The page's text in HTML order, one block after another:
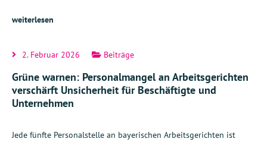
weiterlesen
2. Februar 2026 Beiträge
Grüne warnen: Personalmangel an Arbeitsgerichten
verschärft Unsicherheit für Beschäftigte und
Unternehmen
Jede fünfte Personalstelle an bayerischen Arbeitsgerichten ist